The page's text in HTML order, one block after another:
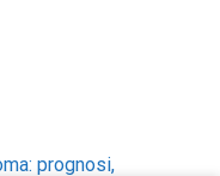
prognosi,